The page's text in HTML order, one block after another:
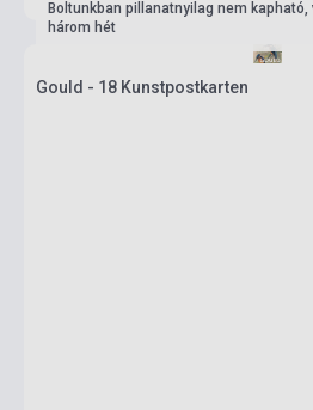
Boltunkban pillanatnyilag nem
három hét
Gould - 18 Kunstpostkarten